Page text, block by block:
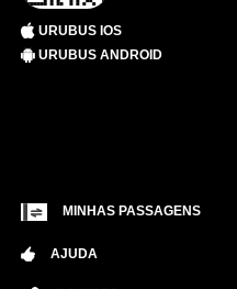
URUBUS IOS
URUBUS ANDROID
MINHAS PASSAGENS
AJUDA